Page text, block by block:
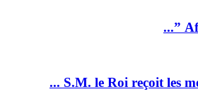
S.M. le Roi reçoit les